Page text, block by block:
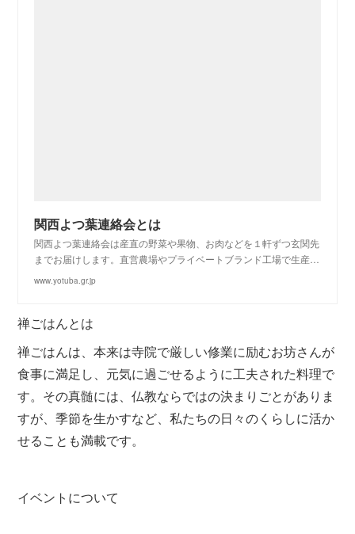
関西よつ葉連絡会とは
関西よつ葉連絡会は産直の野菜や果物、お肉などを１軒ずつ玄関先
までお届けします。直営農場やプライベートブランド工場で生産…
www.yotuba.gr.jp
禅ごはんとは
禅ごはんは、本来は寺院で厳しい修業に励むお坊さんが
食事に満足し、元気に過ごせるように工夫された料理で
す。その真髄には、仏教ならではの決まりごとがありま
すが、季節を生かすなど、私たちの日々のくらしに活か
せることも満載です。
イベントについて